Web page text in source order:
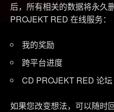
后，所有相关的数据将永久
PROJEKT RED 在线服务：
我的奖励
跨平台进度
CD PROJEKT RED 论坛
如果您改变想法，可以随时